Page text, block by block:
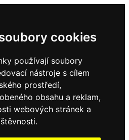
cookies
používají soubory
nástroje s cílem
prostředí,
obsahu a reklam,
webových stránek a